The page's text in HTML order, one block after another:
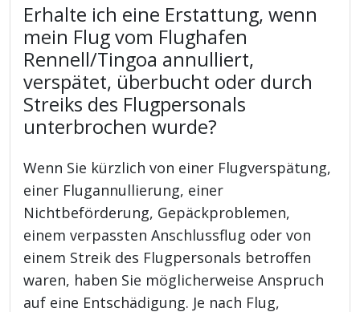
Erhalte ich eine Erstattung, wenn
mein Flug vom Flughafen
Rennell/Tingoa annulliert,
verspätet, überbucht oder durch
Streiks des Flugpersonals
unterbrochen wurde?
Wenn Sie kürzlich von einer Flugverspätung,
einer Flugannullierung, einer
Nichtbeförderung, Gepäckproblemen,
einem verpassten Anschlussflug oder von
einem Streik des Flugpersonals betroffen
waren, haben Sie möglicherweise Anspruch
auf eine Entschädigung. Je nach Flug,